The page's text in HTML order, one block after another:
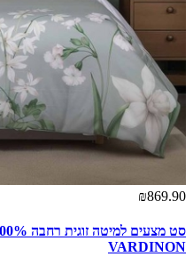
₪869.90
VARDINON